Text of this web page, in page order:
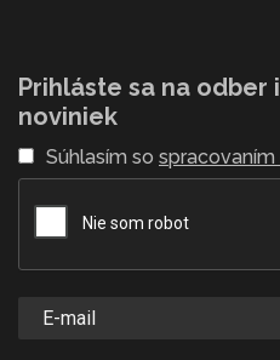
Prihláste sa na odber
noviniek
Súhlasím so